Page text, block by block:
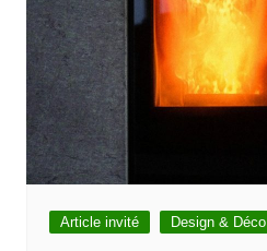
Article invité Design & Déco